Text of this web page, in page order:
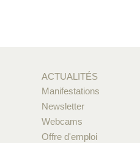
ACTUALITÉS
Manifestations
Newsletter
Webcams
Offre d'emploi